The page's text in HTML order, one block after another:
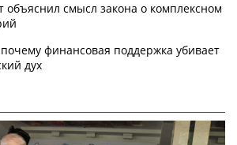
объяснил смысл закона о комплексном
финансовая поддержка убивает
дух